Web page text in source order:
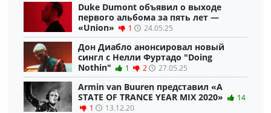
Duke Dumont объявил о выходе
первого альбома за пять лет —
«Union»
1 24.05.25
Дон Диабло анонсировал новый
сингл с Нелли Фуртадо "Doing
Nothin"
1 2 27.05.25
Armin van Buuren представил «A
STATE OF TRANCE YEAR MIX 2020»
14
1
13.12.20